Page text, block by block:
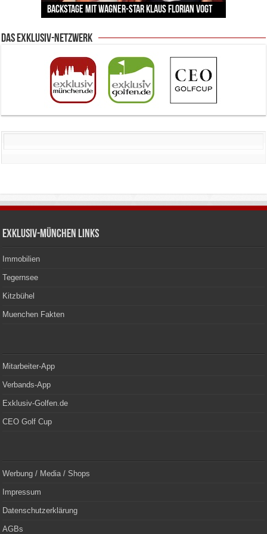
Sommerabende?
von Kienlins Kunst den Nerv unserer Zeit trifft
Backstage mit Wagner-Star Klaus Florian Vogt
Herrmann lädt krebskranke Kinder ein
Lingerie-Branche wurde
Kunstwerke bis heute einzigartig sind
Das Exklusiv-Netzwerk
Exklusiv-München Links
Immobilien
Tegernsee
Kitzbühel
Muenchen Fakten
Mitarbeiter-App
Verbands-App
Exklusiv-Golfen.de
CEO Golf Cup
Werbung / Media / Shops
Impressum
Datenschutzerklärung
AGBs